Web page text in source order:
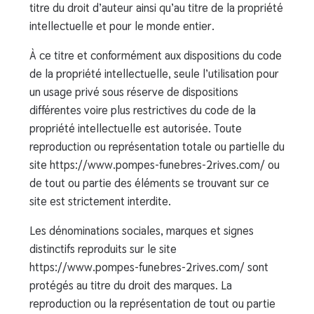
titre du droit d’auteur ainsi qu’au titre de la propriété
intellectuelle et pour le monde entier.
À ce titre et conformément aux dispositions du code
de la propriété intellectuelle, seule l’utilisation pour
un usage privé sous réserve de dispositions
différentes voire plus restrictives du code de la
propriété intellectuelle est autorisée. Toute
reproduction ou représentation totale ou partielle du
site https://www.pompes-funebres-2rives.com/ ou
de tout ou partie des éléments se trouvant sur ce
site est strictement interdite.
Les dénominations sociales, marques et signes
distinctifs reproduits sur le site
https://www.pompes-funebres-2rives.com/ sont
protégés au titre du droit des marques. La
reproduction ou la représentation de tout ou partie